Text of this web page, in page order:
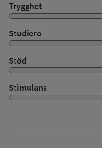
Trygghet
Studiero
Stöd
Stimulans